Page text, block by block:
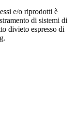
e/o riprodotti è
di sistemi di
divieto espresso di